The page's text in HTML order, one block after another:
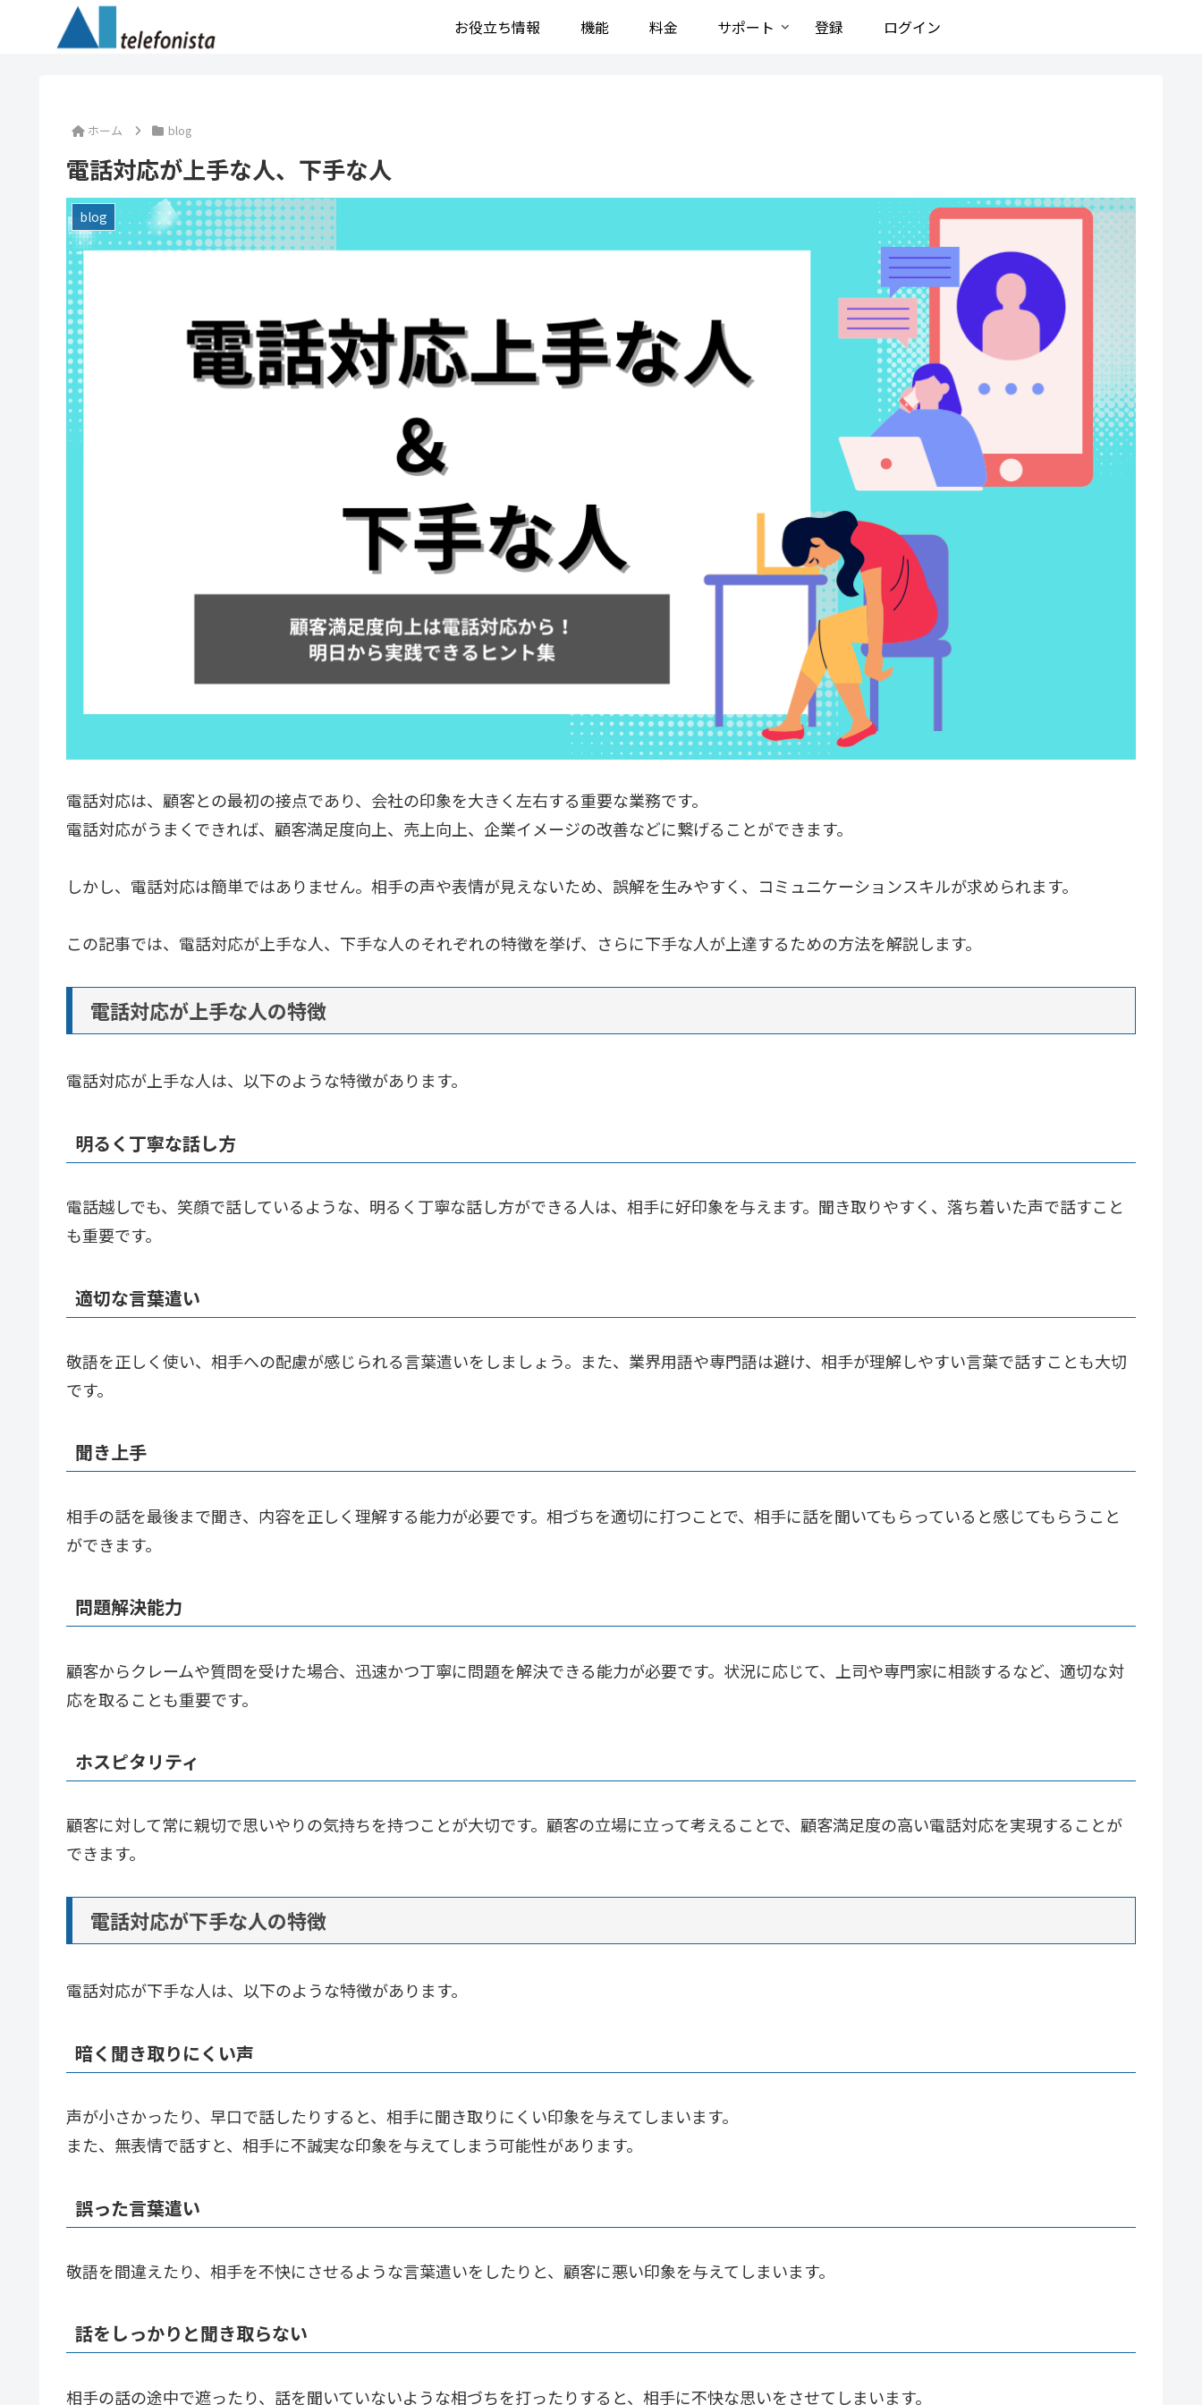
お役立ち情報 機能 料金 サポート 登録 ログイン
ホーム blog
電話対応が上手な人、下手な人
blog
電話対応は、顧客との最初の接点であり、会社の印象を大きく左右する重要な業務です。
電話対応がうまくできれば、顧客満足度向上、売上向上、企業イメージの改善などに繋げることができます。
しかし、電話対応は簡単ではありません。相手の声や表情が見えないため、誤解を生みやすく、コミュニケーションスキルが求められます。
この記事では、電話対応が上手な人、下手な人のそれぞれの特徴を挙げ、さらに下手な人が上達するための方法を解説します。
電話対応が上手な人の特徴
電話対応が上手な人は、以下のような特徴があります。
明るく丁寧な話し方
電話越しでも、笑顔で話しているような、明るく丁寧な話し方ができる人は、相手に好印象を与えます。聞き取りやすく、落ち着いた声で話すこと
も重要です。
適切な言葉遣い
敬語を正しく使い、相手への配慮が感じられる言葉遣いをしましょう。また、業界用語や専門語は避け、相手が理解しやすい言葉で話すことも大切
です。
聞き上手
相手の話を最後まで聞き、内容を正しく理解する能力が必要です。相づちを適切に打つことで、相手に話を聞いてもらっていると感じてもらうこと
ができます。
問題解決能力
顧客からクレームや質問を受けた場合、迅速かつ丁寧に問題を解決できる能力が必要です。状況に応じて、上司や専門家に相談するなど、適切な対
応を取ることも重要です。
ホスピタリティ
顧客に対して常に親切で思いやりの気持ちを持つことが大切です。顧客の立場に立って考えることで、顧客満足度の高い電話対応を実現することが
できます。
電話対応が下手な人の特徴
電話対応が下手な人は、以下のような特徴があります。
暗く聞き取りにくい声
声が小さかったり、早口で話したりすると、相手に聞き取りにくい印象を与えてしまいます。
また、無表情で話すと、相手に不誠実な印象を与えてしまう可能性があります。
誤った言葉遣い
敬語を間違えたり、相手を不快にさせるような言葉遣いをしたりと、顧客に悪い印象を与えてしまいます。
話をしっかりと聞き取らない
相手の話の途中で遮ったり、話を聞いていないような相づちを打ったりすると、相手に不快な思いをさせてしまいます。